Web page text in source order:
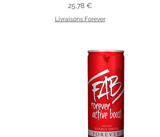
Prix
25,78 €
Livraisons Forever